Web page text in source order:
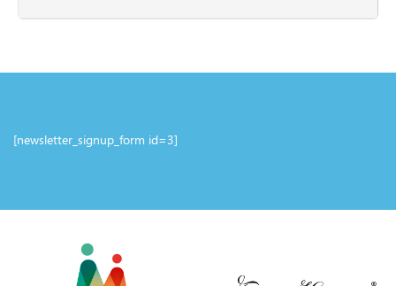
Ступак Елена Петровна – ведущий педагог живописи
Поздравляем Елену! Желаем будущих побед!
[newsletter_signup_form id=3]